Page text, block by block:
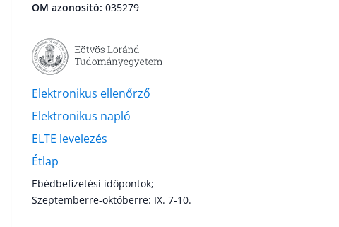
OM azonosító: 035279
Elektronikus ellenőrző
Elektronikus napló
ELTE levelezés
Étlap
Ebédbefizetési időpontok;
Szeptemberre-októberre: IX. 7-10.